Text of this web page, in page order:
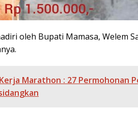
oleh Bupati Mamasa, Welem
Marathon : 27 Permohonan